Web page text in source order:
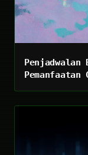
Penjadwalan
Pemanfaatan